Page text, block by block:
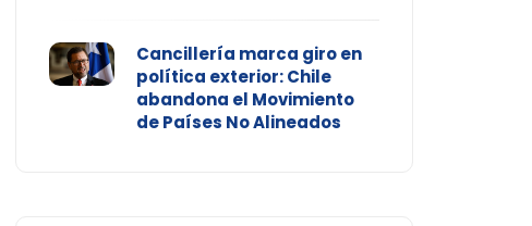
Cancillería marca giro en
política exterior: Chile
abandona el Movimiento
de Países No Alineados